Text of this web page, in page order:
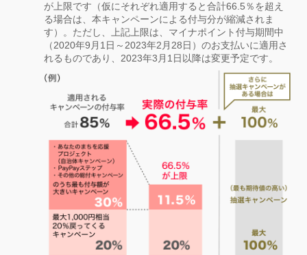
が上限です（仮にそれぞれ適用すると合計66.5％を超え
る場合は、本キャンペーンによる付与分が縮減されま
す）。ただし、上記上限は、マイナポイント付与期間中
（2020年9月1日～2023年2月28日）のお支払いに適用さ
れるものであり、2023年3月1日以降は変更予定です。